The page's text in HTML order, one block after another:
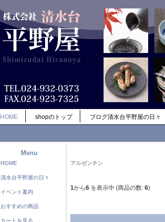
HOME shopのトップ ブログ清水台平野屋の日々
Menu
HOME
清水台平野屋の日々
イベント案内
おすすめの商品
カートを見る
アルゼンチン
1から6 を表示中 (商品の数: 6)